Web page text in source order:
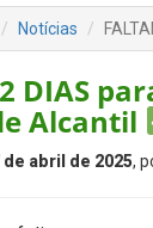
Notícias
DIAS
Alcantil
de abril de 2025,